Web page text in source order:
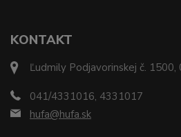
KONTAKT
Ľudmily Podjavorinskej č. 1500,
041/4331016, 4331017
hufa@hufa.sk